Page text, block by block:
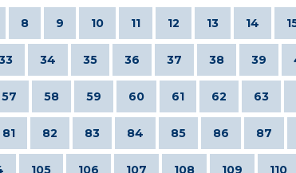
8 9 10 11 12 13 14
34 35 36 37 38 39
57 58 59 60 61 62 63
81 82 83 84 85 86 87
105 106 107 108 109 110